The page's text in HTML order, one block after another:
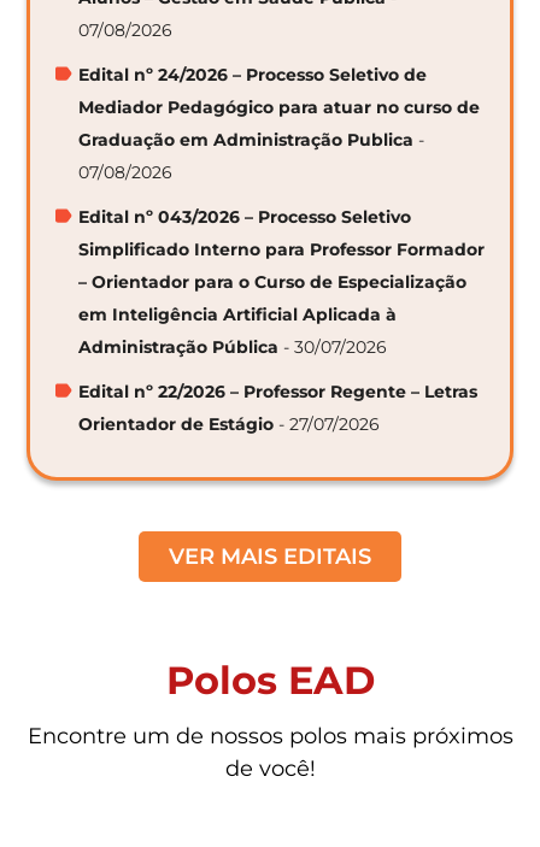
07/08/2026
Edital nº 24/2026 – Processo Seletivo de
Mediador Pedagógico para atuar no curso de
Graduação em Administração Publica -
07/08/2026
Edital nº 043/2026 – Processo Seletivo
Simplificado Interno para Professor Formador
– Orientador para o Curso de Especialização
em Inteligência Artificial Aplicada à
Administração Pública - 30/07/2026
Edital nº 22/2026 – Professor Regente – Letras
Orientador de Estágio - 27/07/2026
VER MAIS EDITAIS
Polos EAD
Encontre um de nossos polos mais próximos
de você!